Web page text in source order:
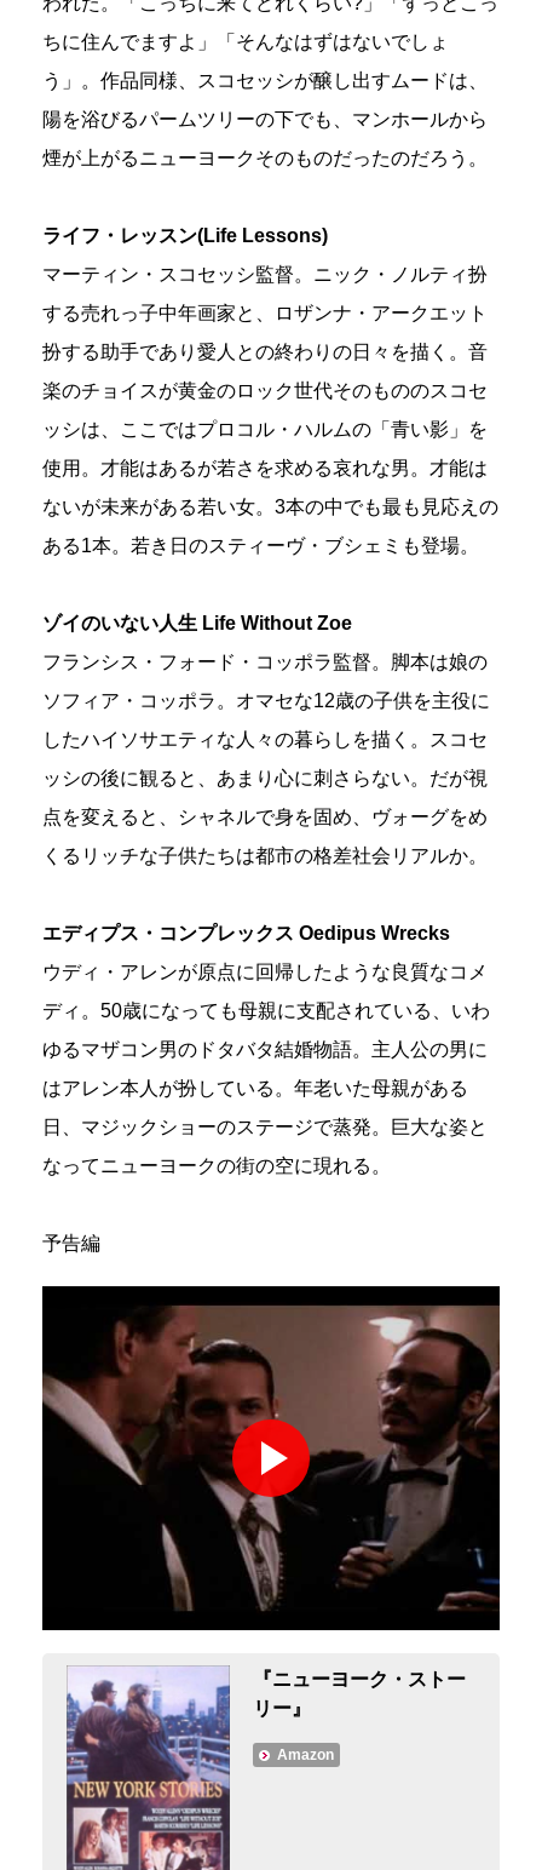
ちに住んでますよ」「そんなはずはないでしょ
う」。作品同様、スコセッシが醸し出すムードは、
陽を浴びるパームツリーの下でも、マンホールから
煙が上がるニューヨークそのものだったのだろう。
ライフ・レッスン(Life Lessons)
マーティン・スコセッシ監督。ニック・ノルティ扮
する売れっ子中年画家と、ロザンナ・アークエット
扮する助手であり愛人との終わりの日々を描く。音
楽のチョイスが黄金のロック世代そのもののスコセ
ッシは、ここではプロコル・ハルムの「青い影」を
使用。才能はあるが若さを求める哀れな男。才能は
ないが未来がある若い女。3本の中でも最も見応えの
ある1本。若き日のスティーヴ・ブシェミも登場。
ゾイのいない人生 Life Without Zoe
フランシス・フォード・コッポラ監督。脚本は娘の
ソフィア・コッポラ。オマセな12歳の子供を主役に
したハイソサエティな人々の暮らしを描く。スコセ
ッシの後に観ると、あまり心に刺さらない。だが視
点を変えると、シャネルで身を固め、ヴォーグをめ
くるリッチな子供たちは都市の格差社会リアルか。
エディプス・コンプレックス Oedipus Wrecks
ウディ・アレンが原点に回帰したような良質なコメ
ディ。50歳になっても母親に支配されている、いわ
ゆるマザコン男のドタバタ結婚物語。主人公の男に
はアレン本人が扮している。年老いた母親がある
日、マジックショーのステージで蒸発。巨大な姿と
なってニューヨークの街の空に現れる。
予告編
『ニューヨーク・ストー
リー』
Amazon